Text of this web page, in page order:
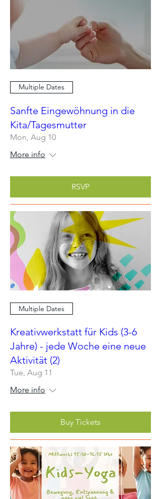
Multiple Dates
Sanfte Eingewöhnung in die
Kita/Tagesmutter
Mon, Aug 10
More info
RSVP
Multiple Dates
Kreativwerkstatt für Kids (3-6
Jahre) - jede Woche eine neue
Aktivität (2)
Tue, Aug 11
More info
Buy Tickets